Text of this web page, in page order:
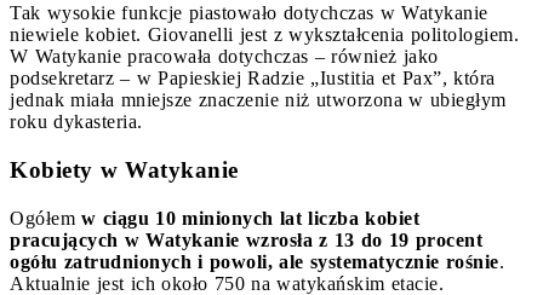
Tak wysokie funkcje piastowało dotychczas w Watykanie
niewiele kobiet. Giovanelli jest z wykształcenia politologiem.
W Watykanie pracowała dotychczas – również jako
podsekretarz – w Papieskiej Radzie „Iustitia et Pax”, która
jednak miała mniejsze znaczenie niż utworzona w ubiegłym
roku dykasteria.
Kobiety w Watykanie
Ogółem w ciągu 10 minionych lat liczba kobiet
pracujących w Watykanie wzrosła z 13 do 19 procent
ogółu zatrudnionych i powoli, ale systematycznie rośnie.
Aktualnie jest ich około 750 na watykańskim etacie.